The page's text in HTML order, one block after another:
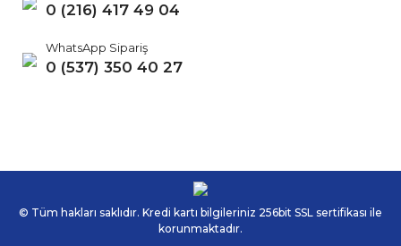
0 (216) 417 49 04
WhatsApp Sipariş
0 (537) 350 40 27
© Tüm hakları saklıdır. Kredi kartı bilgileriniz 256bit SSL sertifikası ile
korunmaktadır.